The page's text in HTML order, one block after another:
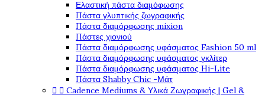
Ελαστική πάστα διαμόφωσης
Πάστα γλυπτικής ζωγραφικής
Πάστα διαμόρφωσης mixion
Πάστες χιονιού
Πάστα διαμόρφωσης υφάσματος Fashion 50 ml
Πάστα διαμόρφωσης υφάσματος γκλίτερ
Πάστα διαμόρφωσης υφάσματος Hi-Lite
Πάστα Shabby Chic -Μάτ
  Cadence Mediums & Υλικά Ζωγραφικής | Gel &